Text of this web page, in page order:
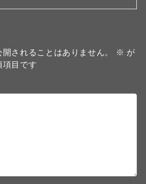
されることはありません。 ※ が
項目です